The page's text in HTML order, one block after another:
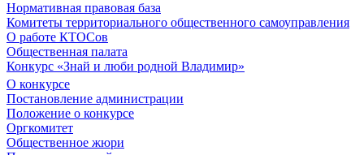
Нормативная правовая база
Комитеты территориального общественного самоуправления
О работе КТОСов
Общественная палата
Конкурс «Знай и люби родной Владимир»
О конкурсе
Постановление администрации
Положение о конкурсе
Оргкомитет
Общественное жюри